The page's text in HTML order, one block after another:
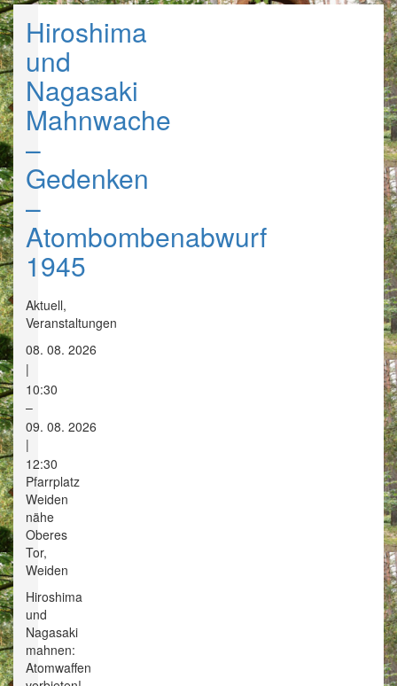
Hiroshima
und
Nagasaki
Mahnwache
–
Gedenken
–
Atombombenabwurf
1945
Aktuell,
Veranstaltungen
08. 08. 2026
|
10:30
–
09. 08. 2026
|
12:30
Pfarrplatz
Weiden
nähe
Oberes
Tor,
Weiden
Hiroshima
und
Nagasaki
mahnen:
Atomwaffen